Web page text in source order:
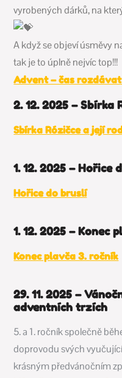
vyrobených dárků, na
A když se objeví úsměvy
tak je to úplně nejvíc top!!!
Advent – čas
2. 12. 2025 – Sbírka
Sbírka Rózičce a její
1. 12. 2025 – Hořice
Hořice do bruslí
1. 12. 2025 – Konec
Konec plavča 3. ročník
29. 11. 2025 –
adventních trzích
5. a 1. ročník společně
doprovodu svých
krásným předvánočním